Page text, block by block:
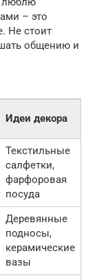
– это
Не стоит
общению и
Идеи декора
Текстильные
салфетки,
фарфоровая
посуда
Деревянные
подносы,
керамические
вазы